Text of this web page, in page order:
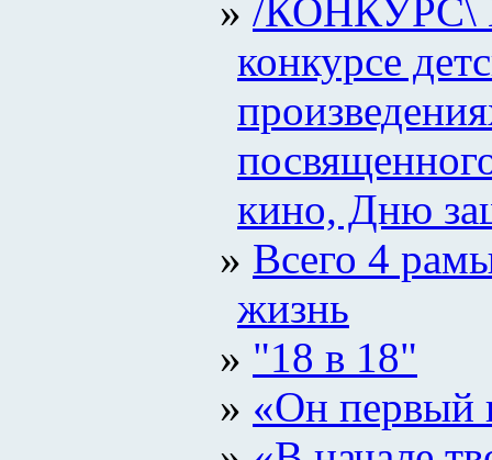
/КОНКУРС\
конкурсе
кино, Дню
Всего 4
жизнь
"18 в 18"
«Он первый